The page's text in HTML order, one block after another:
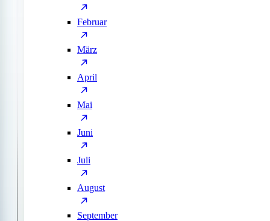
Februar
März
April
Mai
Juni
Juli
August
September